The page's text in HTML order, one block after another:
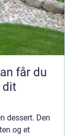
dit
dessert. Den
og et